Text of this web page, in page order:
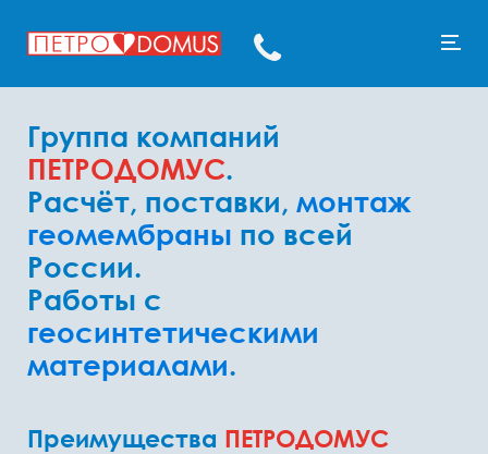
Группа компаний
ПЕТРОДОМУС.
Расчёт, поставки, монтаж
геомембраны по всей
России.
Работы с
геосинтетическими
материалами.
Преимущества ПЕТРОДОМУС